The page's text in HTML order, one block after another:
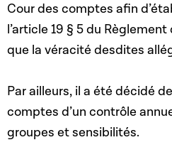
Cour des comptes afin
l’article 19 § 5 du
que la véracité desdites
Par ailleurs, il a été décidé
comptes d’un contrôle
groupes et sensibilités.